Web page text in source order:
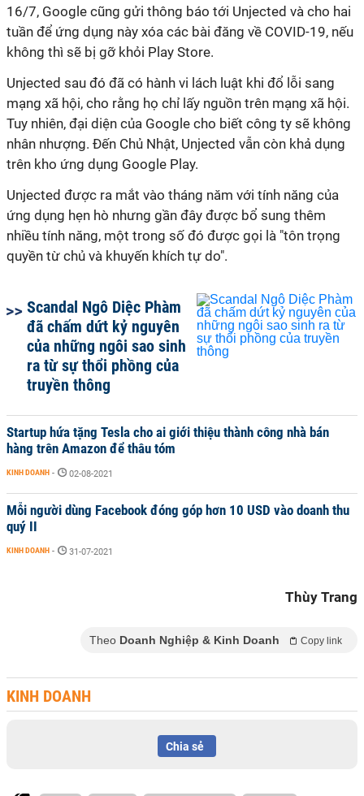
16/7, Google cũng gửi thông báo tới Unjected và cho hai
tuần để ứng dụng này xóa các bài đăng về COVID-19, nếu
không thì sẽ bị gỡ khỏi Play Store.
Unjected sau đó đã có hành vi lách luật khi đổ lỗi sang
mạng xã hội, cho rằng họ chỉ lấy nguồn trên mạng xã hội.
Tuy nhiên, đại diện của Google cho biết công ty sẽ không
nhân nhượng. Đến Chủ Nhật, Unjected vẫn còn khả dụng
trên kho ứng dụng Google Play.
Unjected được ra mắt vào tháng năm với tính năng của
ứng dụng hẹn hò nhưng gần đây được bổ sung thêm
nhiều tính năng, một trong số đó được gọi là "tôn trọng
quyền từ chủ và khuyến khích tự do".
Scandal Ngô Diệc Phàm
đã chấm dứt kỷ nguyên
của những ngôi sao sinh
ra từ sự thổi phồng của
truyền thông
Startup hứa tặng Tesla cho ai giới thiệu thành công nhà bán
hàng trên Amazon để thâu tóm
KINH DOANH - 02-08-2021
Mỗi người dùng Facebook đóng góp hơn 10 USD vào doanh thu
quý II
KINH DOANH - 31-07-2021
Thùy Trang
Theo Doanh Nghiệp & Kinh Doanh Copy link
KINH DOANH
Chia sẻ